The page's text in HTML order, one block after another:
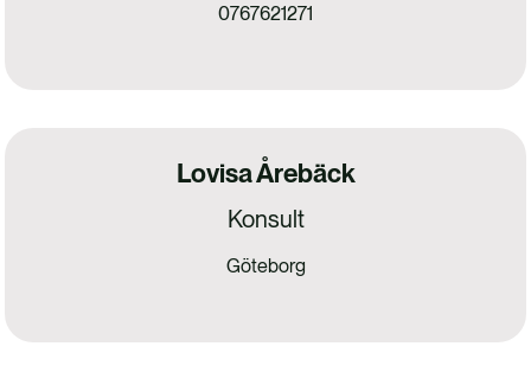
0767621271
Lovisa Årebäck
Konsult
Göteborg